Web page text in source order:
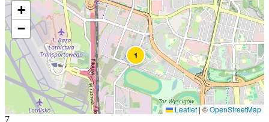
1
+
−
Leaflet | ©OpenStreetMap
7